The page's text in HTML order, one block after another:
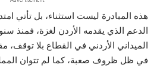
هذه المبادرة ليست استثناء، بل تأتي
الدعم الذي يقدمه الأردن لغزة، فمنذ
الميداني الأردني في القطاع بلا توقف،
في ظل ظروف صعبة، كما لم تتوان